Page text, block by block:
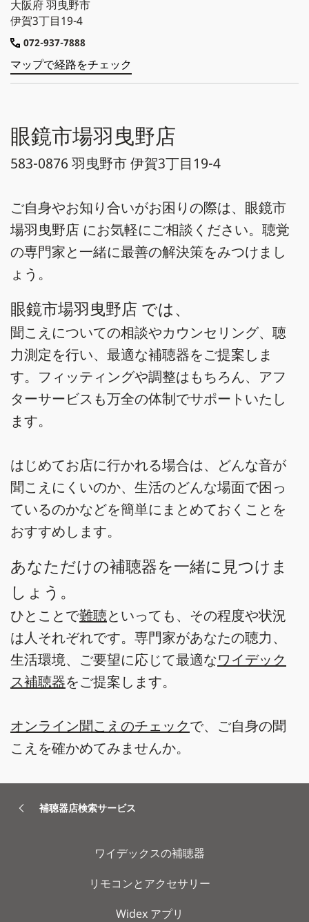
大阪府羽曳野市
伊賀3丁目19-4
072-937-7888
マップで経路をチェック
眼鏡市場羽曳野店
583-0876 羽曳野市 伊賀3丁目19-4
ご自身やお知り合いがお困りの際は、眼鏡市
場羽曳野店 にお気軽にご相談ください。聴覚
の専門家と一緒に最善の解決策をみつけまし
ょう。
眼鏡市場羽曳野店 では、
聞こえについての相談やカウンセリング、聴
力測定を行い、最適な補聴器をご提案しま
す。フィッティングや調整はもちろん、アフ
ターサービスも万全の体制でサポートいたし
ます。
はじめてお店に行かれる場合は、どんな音が
聞こえにくいのか、生活のどんな場面で困っ
ているのかなどを簡単にまとめておくことを
おすすめします。
あなただけの補聴器を一緒に見つけま
しょう。
ひとことで難聴といっても、その程度や状況
は人それぞれです。専門家があなたの聴力、
生活環境、ご要望に応じて最適なワイデック
ス補聴器をご提案します。
オンライン聞こえのチェックで、ご自身の聞
こえを確かめてみませんか。
補聴器店検索サービス
ワイデックスの補聴器
リモコンとアクセサリー
Widex アプリ